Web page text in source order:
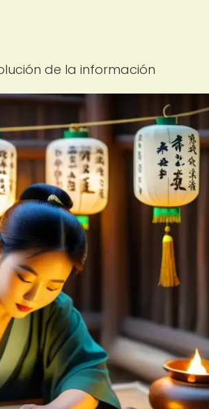
de la información